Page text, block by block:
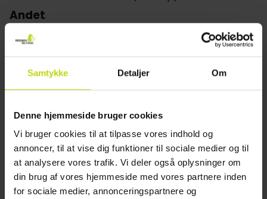
Samtykke Detaljer Om
Denne hjemmeside bruger cookies
Vi bruger cookies til at tilpasse vores indhold og
annoncer, til at vise dig funktioner til sociale medier og til
at analysere vores trafik. Vi deler også oplysninger om
din brug af vores hjemmeside med vores partnere inden
for sociale medier, annonceringspartnere og
Andet
Parkering mod gebyr
Gratis internet
Wifi
Elevator
Byggeår: 1955
Renoveret: 2020
Opladning af elbil
Parkering i garage
Restaurant